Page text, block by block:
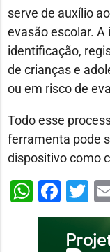
serve de auxílio
evasão escolar. A
identificação,
de crianças e
ou em risco de
Todo esse
ferramenta pode
dispositivo como